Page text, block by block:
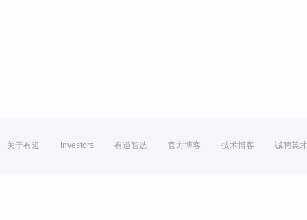
关于有道 Investors 有道智选 官方博客 技术博客 诚聘英才